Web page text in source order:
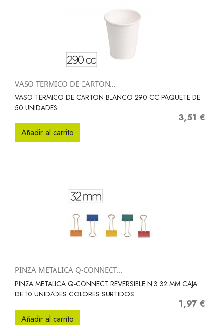
VASO TERMICO DE CARTON...
VASO TERMICO DE CARTON BLANCO 290 CC PAQUETE DE
50 UNIDADES
Precio
3,51 €
Añadir al carrito
PINZA METALICA Q-CONNECT...
PINZA METALICA Q-CONNECT REVERSIBLE N.3 32 MM CAJA
DE 10 UNIDADES COLORES SURTIDOS
Precio
1,97 €
Añadir al carrito